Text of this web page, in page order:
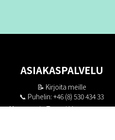
ASIAKASPALVELU
📝 Kirjoita meille
📞 Puhelin: +46 (8) 530 434 33
Maanantai - Torstai klo 10.00 - 17.00